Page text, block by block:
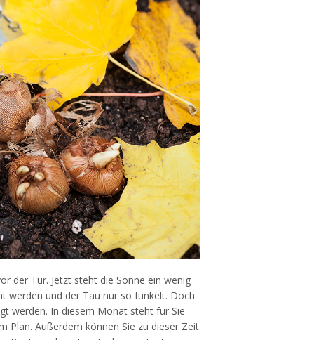
der Tür. Jetzt steht die Sonne ein wenig
werden und der Tau nur so funkelt. Doch
werden. In diesem Monat steht für Sie
Plan. Außerdem können Sie zu dieser Zeit